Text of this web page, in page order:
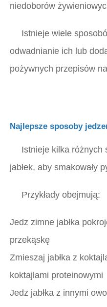
niedoborów
Istnieje wiele
odwadnianie ich lub
pożywnych przepisów
Najlepsze sposoby
Istnieje kilka różnych
jabłek, aby smakowały
Przykłady obejmują:
Jedz zimne jabłka
przekąskę
Zmieszaj jabłka z
koktajlami proteinowymi
Jedz jabłka z innymi